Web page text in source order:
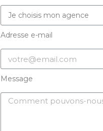
Adresse e-mail
Message